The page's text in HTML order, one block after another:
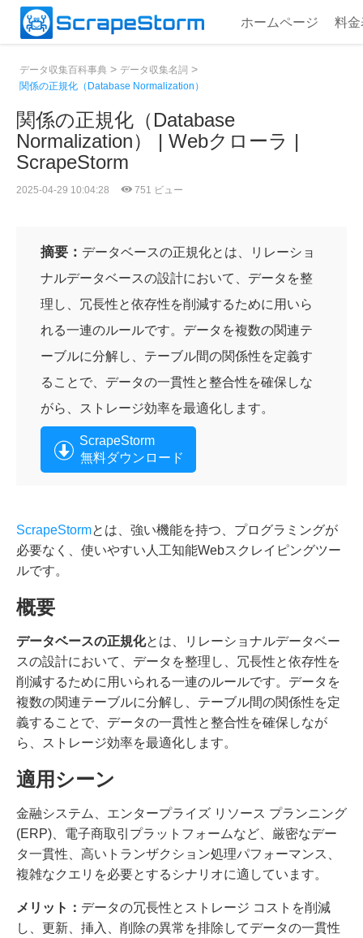
ホームページ 料金
データ収集百科事典 > データ収集名詞 >
関係の正規化（Database Normalization）
関係の正規化（Database
Normalization） | Webクローラ |
ScrapeStorm
2025-04-29 10:04:28 751 ビュー
摘要： データベースの正規化とは、リレーショ
ナルデータベースの設計において、データを整
理し、冗長性と依存性を削減するために用いら
れる一連のルールです。データを複数の関連テ
ーブルに分解し、テーブル間の関係性を定義す
ることで、データの一貫性と整合性を確保しな
がら、ストレージ効率を最適化します。
ScrapeStorm
無料ダウンロード
ScrapeStormとは、強い機能を持つ、プログラミングが
必要なく、使いやすい人工知能Webスクレイピングツー
ルです。
概要
データベースの正規化とは、リレーショナルデータベー
スの設計において、データを整理し、冗長性と依存性を
削減するために用いられる一連のルールです。データを
複数の関連テーブルに分解し、テーブル間の関係性を定
義することで、データの一貫性と整合性を確保しなが
ら、ストレージ効率を最適化します。
適用シーン
金融システム、エンタープライズ リソース プランニング
(ERP)、電子商取引プラットフォームなど、厳密なデー
タ一貫性、高いトランザクション処理パフォーマンス、
複雑なクエリを必要とするシナリオに適しています。
メリット： データの冗長性とストレージ コストを削減
し、更新、挿入、削除の異常を排除してデータの一貫性